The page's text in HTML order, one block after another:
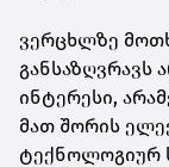
ვერცხლზე
განსაზღვრავს
ინტერესი,
მათ შორის
ტექნოლოგიურ